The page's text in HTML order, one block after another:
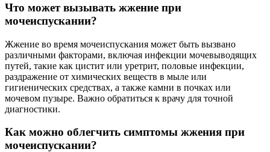
Что может вызывать жжение при
мочеиспускании?
Жжение во время мочеиспускания может быть вызвано
различными факторами, включая инфекции мочевыводящих
путей, такие как цистит или уретрит, половые инфекции,
раздражение от химических веществ в мыле или
гигиенических средствах, а также камни в почках или
мочевом пузыре. Важно обратиться к врачу для точной
диагностики.
Как можно облегчить симптомы жжения при
мочеиспускании?